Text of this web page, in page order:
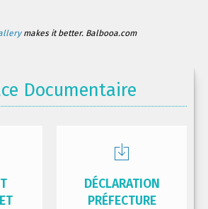
makes it better. Balbooa.com
Documentaire
DÉCLARATION
PRÉFECTURE